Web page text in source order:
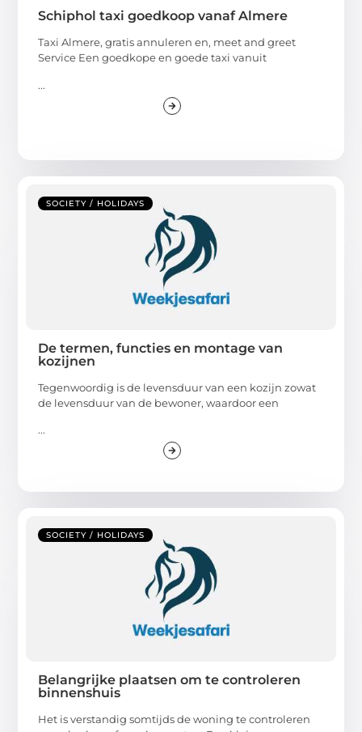
Schiphol taxi goedkoop vanaf Almere
Taxi Almere, gratis annuleren en, meet and greet
Service Een goedkope en goede taxi vanuit
...
SOCIETY / HOLIDAYS
De termen, functies en montage van
kozijnen
Tegenwoordig is de levensduur van een kozijn zowat
de levensduur van de bewoner, waardoor een
...
SOCIETY / HOLIDAYS
Belangrijke plaatsen om te controleren
binnenshuis
Het is verstandig somtijds de woning te controleren